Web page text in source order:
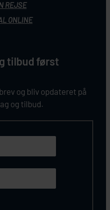
REJSE
ONLINE
tilbud først
og bliv opdateret på
og tilbud.